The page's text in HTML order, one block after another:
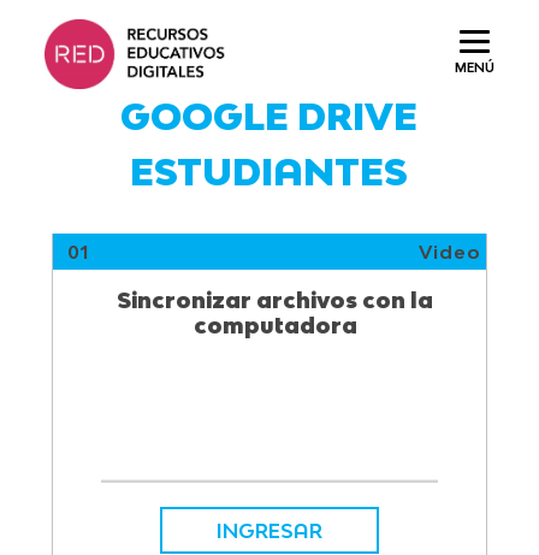
MENÚ
Saltar
contenido.
GOOGLE DRIVE
ESTUDIANTES
01 Video
Sincronizar archivos con la
computadora
INGRESAR